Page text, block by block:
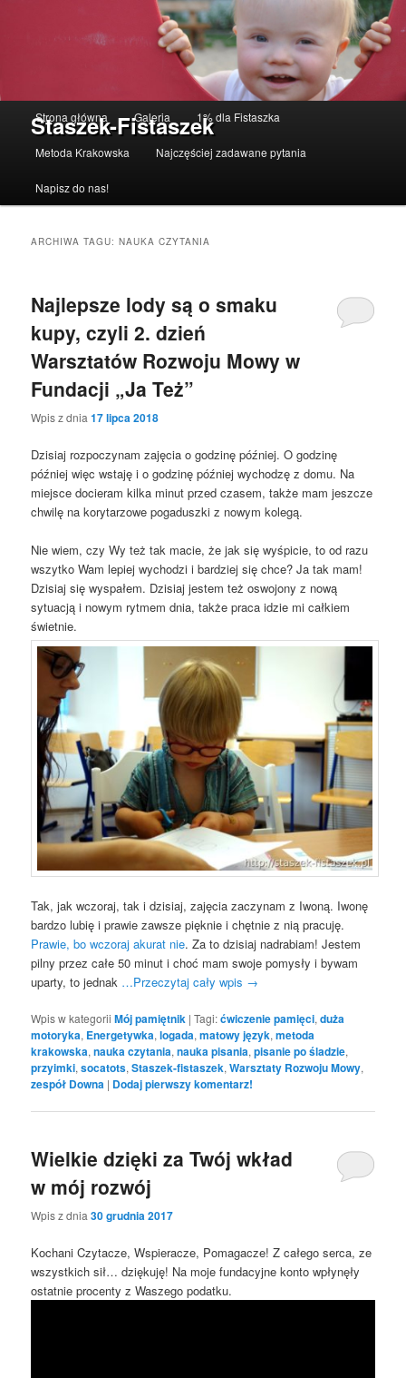
Staszek-Fistaszek
Przeskocz do tekstu
Przeskocz do widgetów
Strona główna Galeria 1% dla Fistaszka
Metoda Krakowska Najczęściej zadawane pytania
Napisz do nas!
ARCHIWA TAGU:NAUKA CZYTANIA
Najlepsze lody są o smaku
kupy, czyli 2. dzień
Warsztatów Rozwoju Mowy w
Fundacji „Ja Też”
Wpis z dnia17 lipca 2018
Dzisiaj rozpoczynam zajęcia o godzinę później. O godzinę
później więc wstaję i o godzinę później wychodzę z domu. Na
miejsce docieram kilka minut przed czasem, także mam jeszcze
chwilę na korytarzowe pogaduszki z nowym kolegą.
Nie wiem, czy Wy też tak macie, że jak się wyśpicie, to od razu
wszytko Wam lepiej wychodzi i bardziej się chce? Ja tak mam!
Dzisiaj się wyspałem. Dzisiaj jestem też oswojony z nową
sytuacją i nowym rytmem dnia, także praca idzie mi całkiem
świetnie.
Tak, jak wczoraj, tak i dzisiaj, zajęcia zaczynam z Iwoną. Iwonę
bardzo lubię i prawie zawsze pięknie i chętnie z nią pracuję.
Prawie, bo wczoraj akurat nie. Za to dzisiaj nadrabiam! Jestem
pilny przez całe 50 minut i choć mam swoje pomysły i bywam
uparty, to jednak …Przeczytaj cały wpis →
Wpis w kategoriiMój pamiętnik |Tagi:ćwiczenie pamięci,duża
motoryka, Energetywka,logada,matowy język,metoda
krakowska,nauka czytania,nauka pisania,pisanie po śladzie,
przyimki,socatots,Staszek-fistaszek,Warsztaty Rozwoju Mowy,
zespół Downa | Dodaj pierwszy komentarz!
Wielkie dzięki za Twój wkład
w mój rozwój
Wpis z dnia30 grudnia 2017
Kochani Czytacze, Wspieracze, Pomagacze! Z całego serca, ze
wszystkich sił… dziękuję! Na moje fundacyjne konto wpłynęły
ostatnie procenty z Waszego podatku.